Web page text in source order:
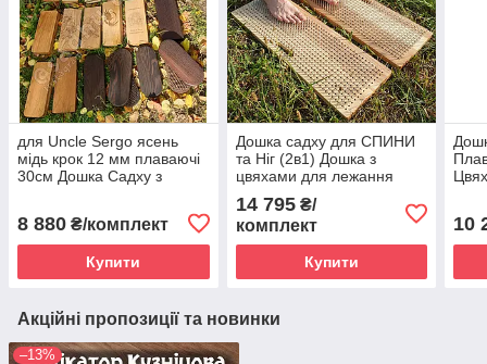
для Uncle Sergo ясень
мідь крок 12 мм плаваючі
30см Дошка Садху з
8 880 ₴/комплект
Купити
Дошка садху для СПИНИ
та Ніг (2в1) Дошка з
цвяхами для лежання
14 795₴/
комплект
Купити
10
Акційні пропозиції та новинки
–13%